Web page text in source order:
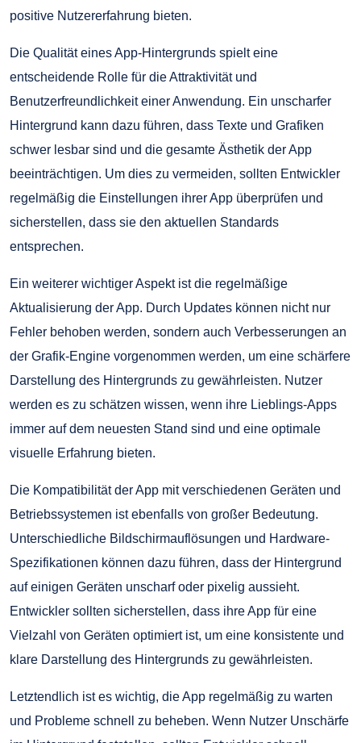
positive Nutzererfahrung bieten.
Die Qualität eines App-Hintergrunds spielt eine
entscheidende Rolle für die Attraktivität und
Benutzerfreundlichkeit einer Anwendung. Ein unscharfer
Hintergrund kann dazu führen, dass Texte und Grafiken
schwer lesbar sind und die gesamte Ästhetik der App
beeinträchtigen. Um dies zu vermeiden, sollten Entwickler
regelmäßig die Einstellungen ihrer App überprüfen und
sicherstellen, dass sie den aktuellen Standards
entsprechen.
Ein weiterer wichtiger Aspekt ist die regelmäßige
Aktualisierung der App. Durch Updates können nicht nur
Fehler behoben werden, sondern auch Verbesserungen an
der Grafik-Engine vorgenommen werden, um eine schärfere
Darstellung des Hintergrunds zu gewährleisten. Nutzer
werden es zu schätzen wissen, wenn ihre Lieblings-Apps
immer auf dem neuesten Stand sind und eine optimale
visuelle Erfahrung bieten.
Die Kompatibilität der App mit verschiedenen Geräten und
Betriebssystemen ist ebenfalls von großer Bedeutung.
Unterschiedliche Bildschirmauflösungen und Hardware-
Spezifikationen können dazu führen, dass der Hintergrund
auf einigen Geräten unscharf oder pixelig aussieht.
Entwickler sollten sicherstellen, dass ihre App für eine
Vielzahl von Geräten optimiert ist, um eine konsistente und
klare Darstellung des Hintergrunds zu gewährleisten.
Letztendlich ist es wichtig, die App regelmäßig zu warten
und Probleme schnell zu beheben. Wenn Nutzer Unschärfe